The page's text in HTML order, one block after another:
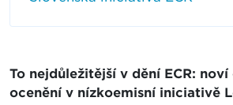
To nejdůležitější v dění ECR:
ocenění v nízkoemisní iniciativě